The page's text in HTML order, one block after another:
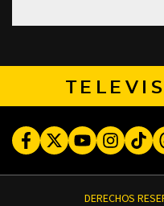
FacebookTwitterYoutube
DERECHOS